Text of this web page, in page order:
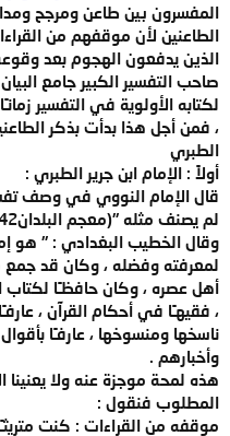
المفسرون بين طاعن ومرجح
الطاعنين لأن موقفهم من
الذين يدفعون الهجوم بعد
صاحب التفسير الكبير جامع
لكتابه الأولوية في التفسير
، فمن أجل هذا بدأت بذكر
الطبري
أولاً : الإمام ابن جرير الطبري :
قال الإمام النووي في وصف
لم يصنف مثله "(معجم البلدان18/42) .
وقال الخطيب البغدادي : " هو
لمعرفته وفضله ، وكان قد جمع
أهل عصره ، وكان حافظـًا لكتاب
، فقيهـًا في أحكام القرآن ،
ناسخها ومنسوخها ، عارفـًا بأقوال
وأخبارهم .
هذه لمحة موجزة عنه ولا
المطلوب فنقول :
موقفه من القراءات : كنت